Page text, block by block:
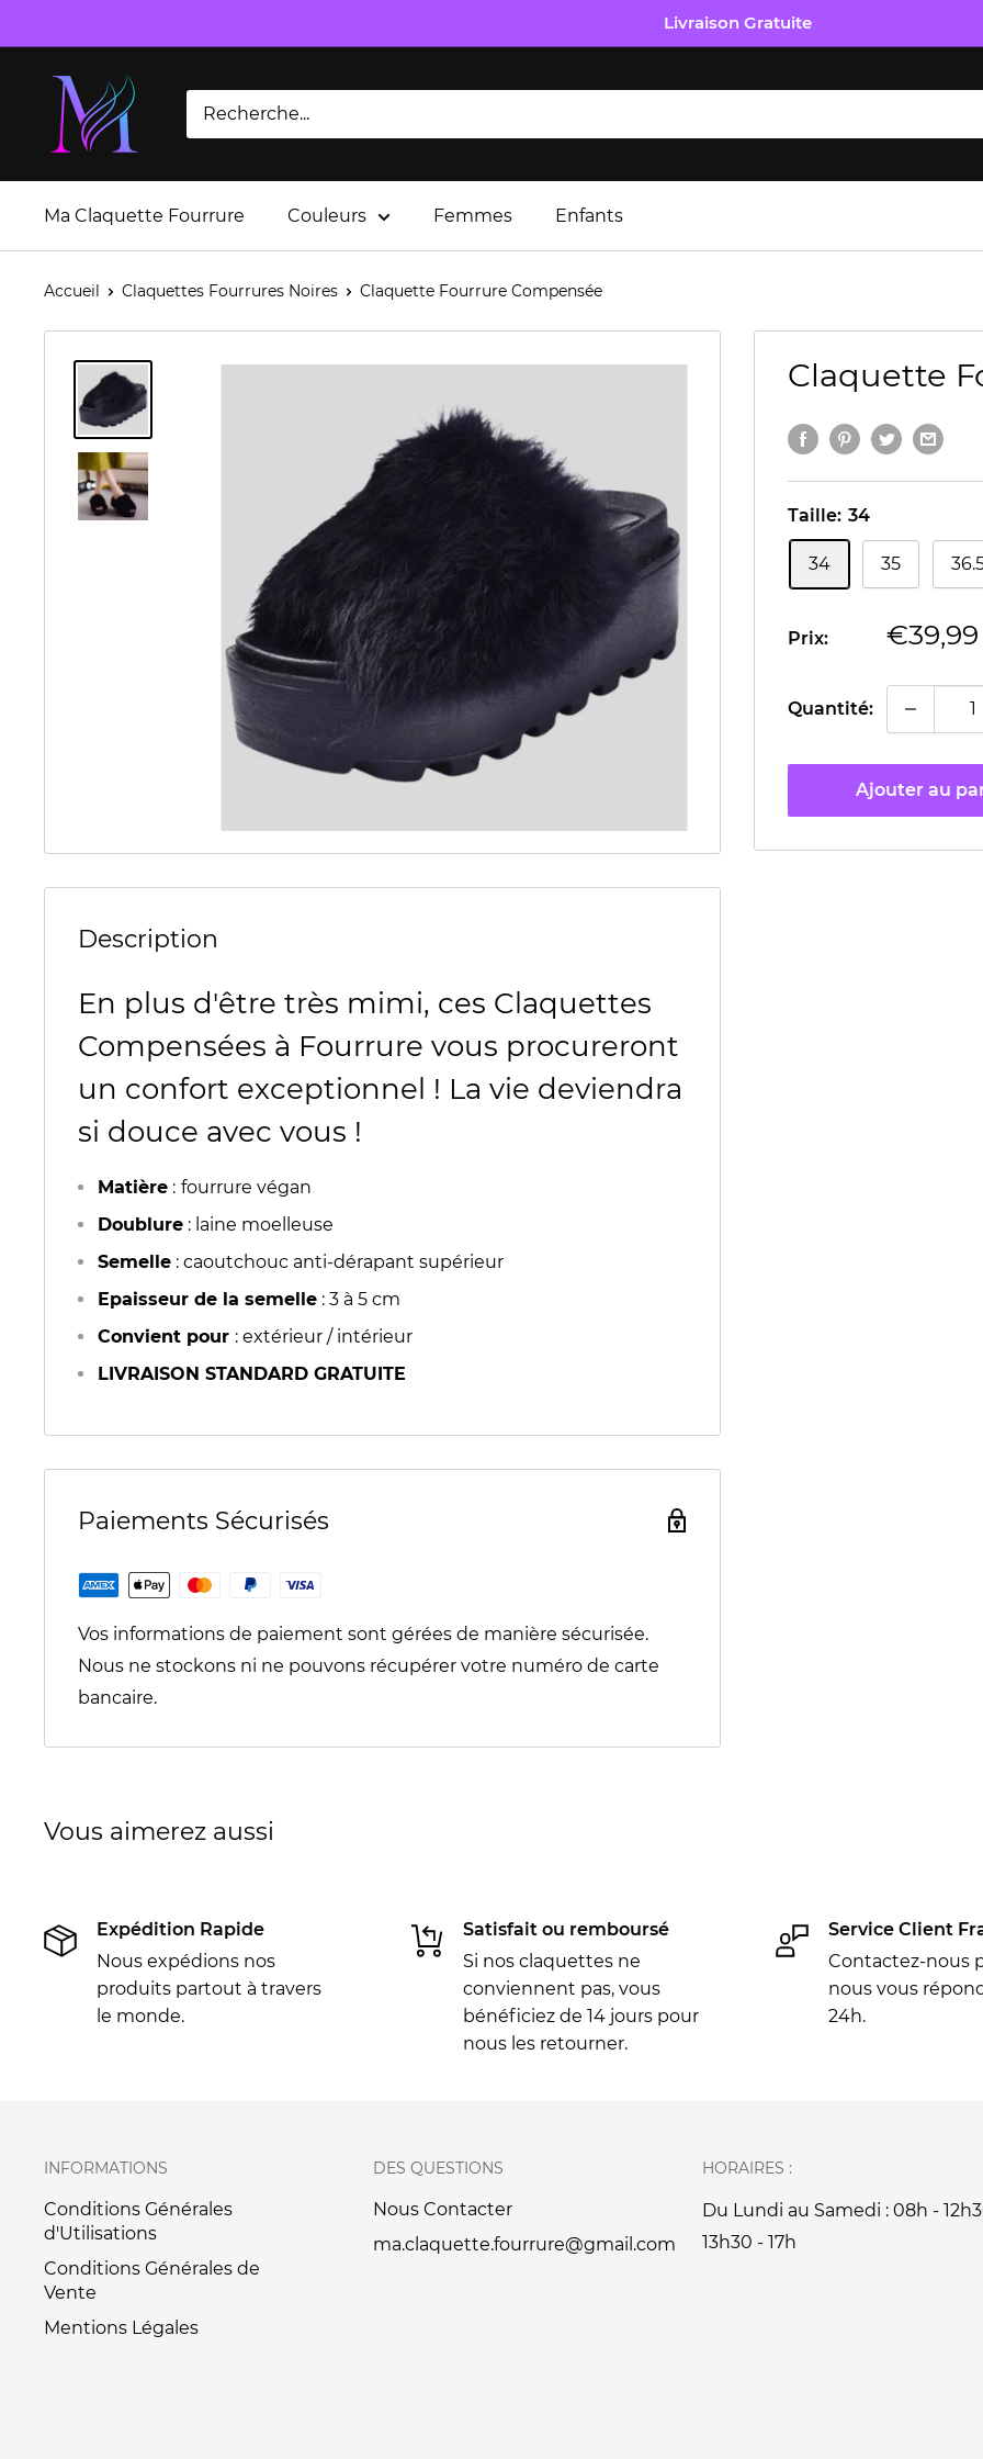
au
contenu
Livraison Gratuite
Ma Claquette Fourrure Couleurs Femmes Enfants
Accueil Claquettes Fourrures Noires Claquette Fourrure Compensée
Claquette
Taille: 34
34 35
Prix:
Prix
€39,99
Quantité:
Ajouter au
Description
En plus d'être très mimi, ces Claquettes
Compensées à Fourrure vous procureront
un confort exceptionnel ! La vie deviendra
si douce avec vous !
Matière : fourrure végan
Doublure : laine moelleuse
Semelle : caoutchouc anti-dérapant supérieur
Epaisseur de la semelle : 3 à 5 cm
Convient pour : extérieur / intérieur
LIVRAISON STANDARD GRATUITE
Paiements Sécurisés
Vos informations de paiement sont gérées de manière sécurisée.
Nous ne stockons ni ne pouvons récupérer votre numéro de carte
bancaire.
Vous aimerez aussi
Expédition Rapide
Nous expédions nos
produits partout à travers
le monde.
Satisfait ou remboursé
Si nos claquettes ne
conviennent pas, vous
bénéficiez de 14 jours pour
nous les retourner.
Service Client
Contactez-nous
nous vous
24h.
INFORMATIONS
Conditions Générales
d'Utilisations
Conditions Générales de
Vente
Mentions Légales
DES QUESTIONS
Nous Contacter
ma.claquette.fourrure@gmail.com
HORAIRES :
Du Lundi au Samedi : 08h -
13h30 - 17h